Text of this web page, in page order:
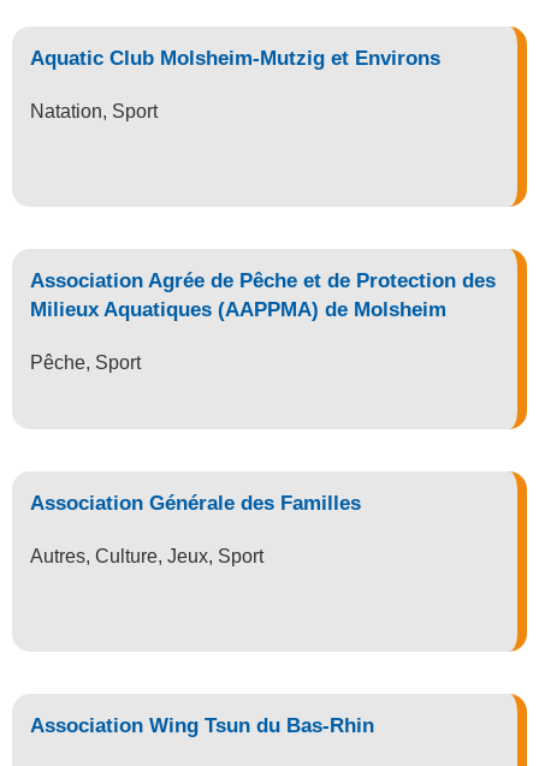
Aquatic Club Molsheim-Mutzig et Environs
Natation, Sport
Association Agrée de Pêche et de Protection des
Milieux Aquatiques (AAPPMA) de Molsheim
Pêche, Sport
Association Générale des Familles
Autres, Culture, Jeux, Sport
Association Wing Tsun du Bas-Rhin